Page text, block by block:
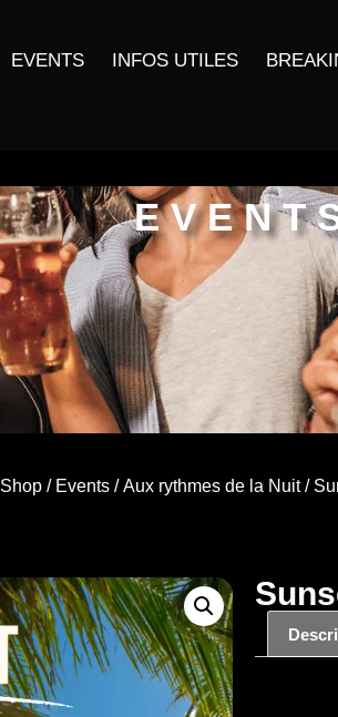
EVENTS INFOS UTILES
Shop/ Events/Aux rythmes de la Nuit/